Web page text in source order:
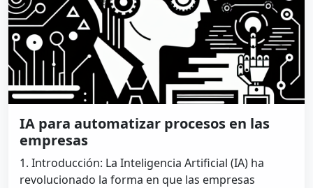
IA para automatizar procesos en las
empresas
1. Introducción: La Inteligencia Artificial (IA) ha
revolucionado la forma en que las empresas